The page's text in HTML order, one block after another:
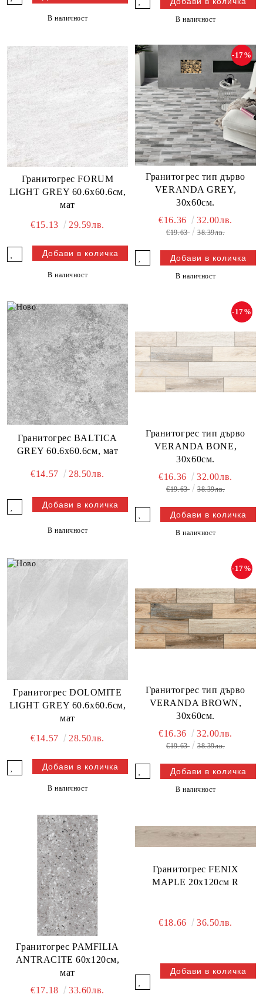
В наличност В наличност
Гранитогрес FORUM
LIGHT GREY 60.6х60.6см,
мат
€15.13
29.59лв.
В наличност
Гранитогрес тип дърво
VERANDA GREY,
30х60см.
-17%
€16.36 32.00лв.
€19.63 38.39лв.
В наличност
Гранитогрес BALTICA
GREY 60.6х60.6см, мат
€14.57 28.50лв.
В наличност
Гранитогрес тип дърво
VERANDA BONE,
30х60см.
-17%
€16.36 32.00лв.
€19.63 38.39лв.
В наличност
Гранитогрес DOLOMITE
LIGHT GREY 60.6х60.6см,
мат
€14.57
28.50лв.
В наличност
Гранитогрес тип дърво
VERANDA BROWN,
30х60см.
-17%
€16.36 32.00лв.
€19.63 38.39лв.
В наличност
Гранитогрес PAMFILIA
ANTRACITE 60х120см,
мат
€17.18
33.60лв.
Гранитогрес FENIX
MAPLE 20x120см R
€18.66 36.50лв.